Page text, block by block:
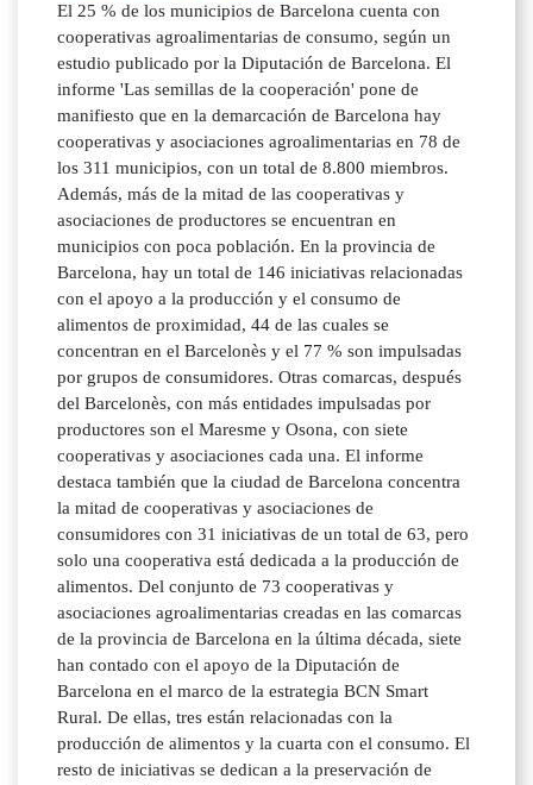
El 25 % de los municipios de Barcelona cuenta con
cooperativas agroalimentarias de consumo, según un
estudio publicado por la Diputación de Barcelona. El
informe 'Las semillas de la cooperación' pone de
manifiesto que en la demarcación de Barcelona hay
cooperativas y asociaciones agroalimentarias en 78 de
los 311 municipios, con un total de 8.800 miembros.
Además, más de la mitad de las cooperativas y
asociaciones de productores se encuentran en
municipios con poca población. En la provincia de
Barcelona, hay un total de 146 iniciativas relacionadas
con el apoyo a la producción y el consumo de
alimentos de proximidad, 44 de las cuales se
concentran en el Barcelonès y el 77 % son impulsadas
por grupos de consumidores. Otras comarcas, después
del Barcelonès, con más entidades impulsadas por
productores son el Maresme y Osona, con siete
cooperativas y asociaciones cada una. El informe
destaca también que la ciudad de Barcelona concentra
la mitad de cooperativas y asociaciones de
consumidores con 31 iniciativas de un total de 63, pero
solo una cooperativa está dedicada a la producción de
alimentos. Del conjunto de 73 cooperativas y
asociaciones agroalimentarias creadas en las comarcas
de la provincia de Barcelona en la última década, siete
han contado con el apoyo de la Diputación de
Barcelona en el marco de la estrategia BCN Smart
Rural. De ellas, tres están relacionadas con la
producción de alimentos y la cuarta con el consumo. El
resto de iniciativas se dedican a la preservación de